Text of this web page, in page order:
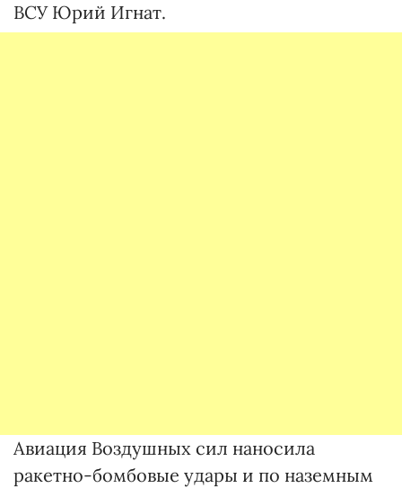
ВСУ Юрий Игнат.
Авиация Воздушных сил наносила
ракетно-бомбовые удары и по наземным